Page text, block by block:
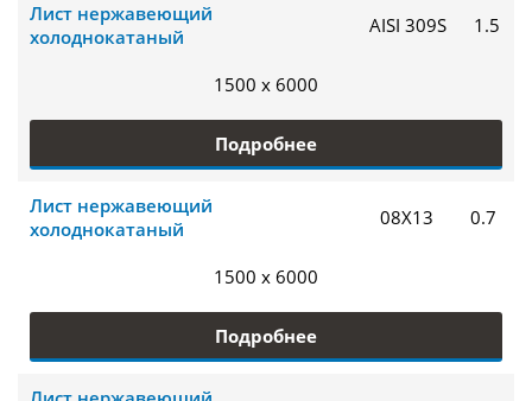
Лист нержавеющий
холоднокатаный
AISI 309S 1.5
1500 x 6000
Подробнее
Лист нержавеющий
холоднокатаный
08Х13 0.7
1500 x 6000
Подробнее